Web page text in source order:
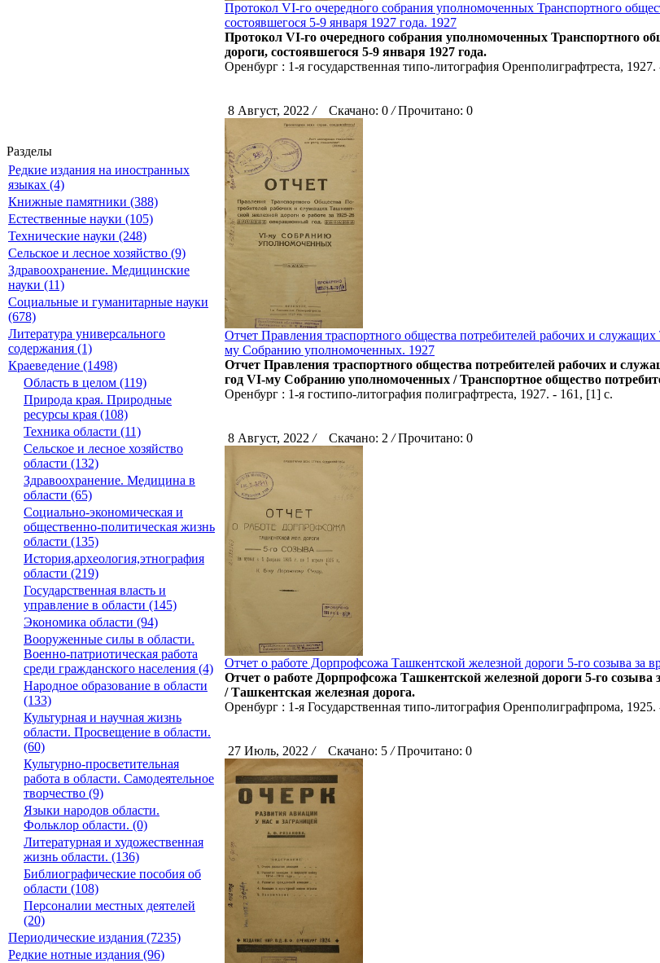
Разделы
Редкие издания на иностранных
языках (4)
Книжные памятники (388)
Естественные науки (105)
Технические науки (248)
Сельское и лесное хозяйство (9)
Здравоохранение. Медицинские
науки (11)
Социальные и гуманитарные науки
(678)
Литература универсального
содержания (1)
Краеведение (1498)
Область в целом (119)
Природа края. Природные
ресурсы края (108)
Техника области (11)
Сельское и лесное хозяйство
области (132)
Здравоохранение. Медицина в
области (65)
Социально-экономическая и
общественно-политическая жизнь
области (135)
История,археология,этнография
области (219)
Государственная власть и
управление в области (145)
Экономика области (94)
Вооруженные силы в области.
Военно-патриотическая работа
среди гражданского населения (4)
Народное образование в области
(133)
Культурная и научная жизнь
области. Просвещение в области.
(60)
Культурно-просветительная
работа в области. Самодеятельное
творчество (9)
Языки народов области.
Фольклор области. (0)
Литературная и художественная
жизнь области. (136)
Библиографические пособия об
области (108)
Персоналии местных деятелей
(20)
Периодические издания (7235)
Редкие нотные издания (96)
Протокол VI-го очередного собрания уполномоченных Транспортного
состоявшегося 5-9 января 1927 года. 1927
Протокол VI-го очередного собрания уполномоченных Транспортного
дороги, состоявшегося 5-9 января 1927 года.
Оренбург : 1-я государственная типо-литография Оренполиграфтреста, 1927.
8 Август, 2022 /Скачано: 0 /Прочитано: 0
Отчет Правления траспортного общества потребителей рабочих и
му Собранию уполномоченных. 1927
Отчет Правления траспортного общества потребителей рабочих и
год VI-му Собранию уполномоченных / Транспортное общество
Оренбург : 1-я гостипо-литография полиграфтреста, 1927. - 161, [1] с.
8 Август, 2022 /Скачано: 2 /Прочитано: 0
Отчет о работе Дорпрофсожа Ташкентской железной дороги 5-го созыва за
Отчет о работе Дорпрофсожа Ташкентской железной дороги 5-го созыва
/ Ташкентская железная дорога.
Оренбург : 1-я Государственная типо-литография Оренполиграфпрома, 1925.
27 Июль, 2022 /Скачано: 5 /Прочитано: 0